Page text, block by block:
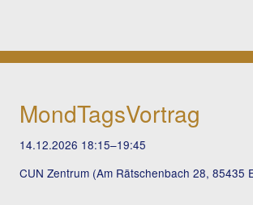
MondTagsVortrag
14.12.2026 18:15–19:45
CUN Zentrum (Am Rätschenbach 28, 85435